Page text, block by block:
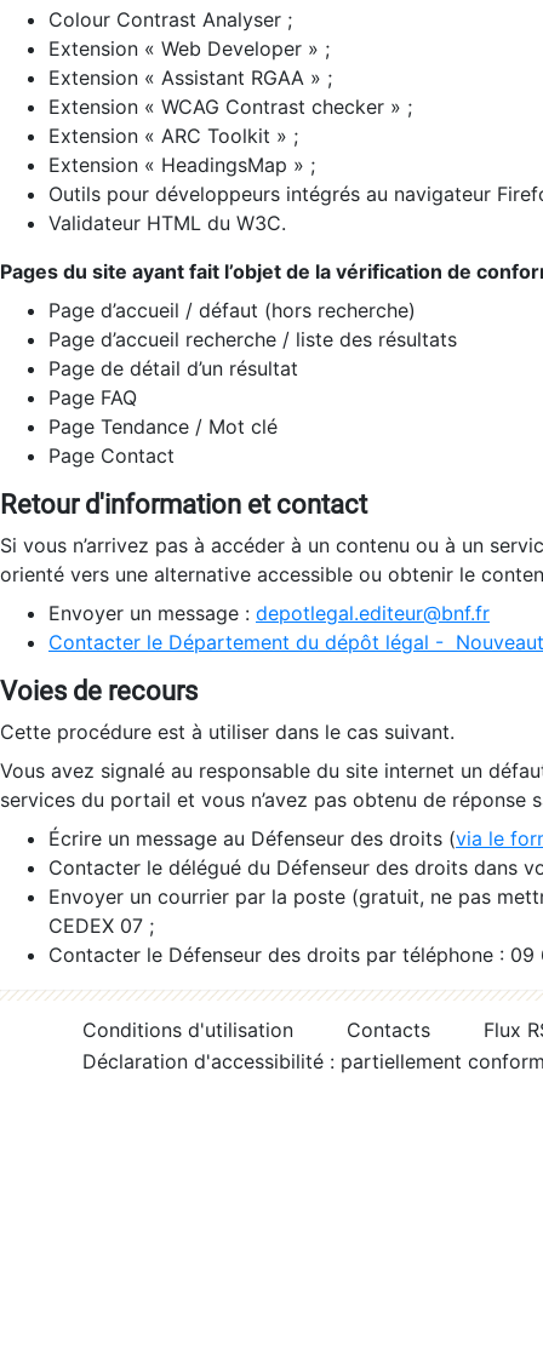
Colour Contrast Analyser ;
Extension « Web Developer » ;
Extension « Assistant RGAA » ;
Extension « WCAG Contrast checker » ;
Extension « ARC Toolkit » ;
Extension « HeadingsMap » ;
Outils pour développeurs intégrés au navigateur
Validateur HTML du W3C.
Pages du site ayant fait l’objet de la vérification de
Page d’accueil / défaut (hors recherche)
Page d’accueil recherche / liste des résultats
Page de détail d’un résultat
Page FAQ
Page Tendance / Mot clé
Page Contact
Retour d'information et contact
Si vous n’arrivez pas à accéder à un contenu ou à un
orienté vers une alternative accessible ou obtenir le
Envoyer un message : depotlegal.editeur@bnf.fr
Contacter le Département du dépôt légal -
Voies de recours
Cette procédure est à utiliser dans le cas suivant.
Vous avez signalé au responsable du site internet un
services du portail et vous n’avez pas obtenu de réponse
Écrire un message au Défenseur des droits (via le
Contacter le délégué du Défenseur des droits dans
Envoyer un courrier par la poste (gratuit, ne pas
CEDEX 07 ;
Contacter le Défenseur des droits par téléphone :
Conditions d'utilisation Contacts
Flux
Déclaration d'accessibilité : partiellement